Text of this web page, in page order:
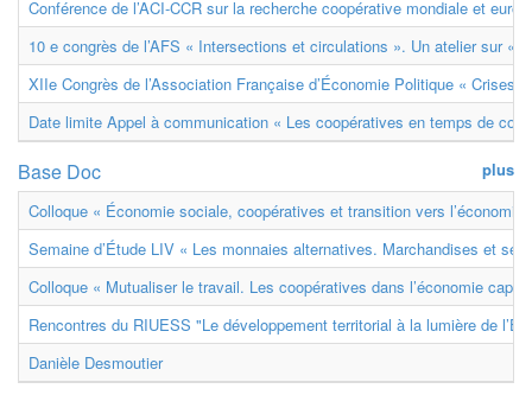
Conférence de l’ACI-CCR sur la recherche coopérative mondiale et
10 e congrès de l’AFS « Intersections et circulations ». Un atelier sur «
XIIe Congrès de l’Association Française d’Économie Politique « Crises
Date limite Appel à communication « Les coopératives en temps de
plus
Base Doc
Colloque « Économie sociale, coopératives et transition vers
Semaine d’Étude LIV « Les monnaies alternatives. Marchandises et
Colloque « Mutualiser le travail. Les coopératives dans l’économie
Rencontres du RIUESS "Le développement territorial à la lumière de
Danièle Desmoutier